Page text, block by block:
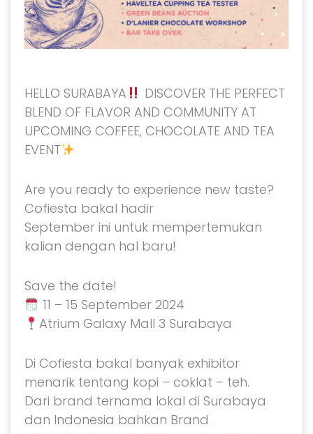
HELLO SURABAYA
DISCOVER THE PERFECT
BLEND OF FLAVOR AND COMMUNITY AT
UPCOMING COFFEE, CHOCOLATE AND TEA
EVENT
Are you ready to experience new taste?
Cofiesta bakal hadir
September ini untuk mempertemukan
kalian dengan hal baru!
Save the date!
11 – 15 September 2024
Atrium Galaxy Mall 3 Surabaya
Di Cofiesta bakal banyak exhibitor
menarik tentang kopi – coklat – teh.
Dari brand ternama lokal di Surabaya
dan Indonesia bahkan Brand